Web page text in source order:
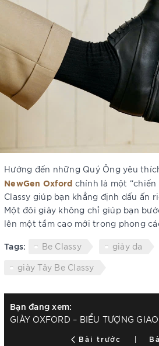
Hướng đến những Quý Ông yêu
NewGen Oxford chính là một
Classy giúp bạn khẳng định dấu ấn
Một đôi giày không chỉ giúp bạn
lên một tầm cao mới trong phong
Tags: Be Classy giày da
giày Tây Be Classy
Bạn đang xem:
Bài trước